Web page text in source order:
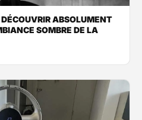
ABSOLUMENT
SOMBRE DE LA